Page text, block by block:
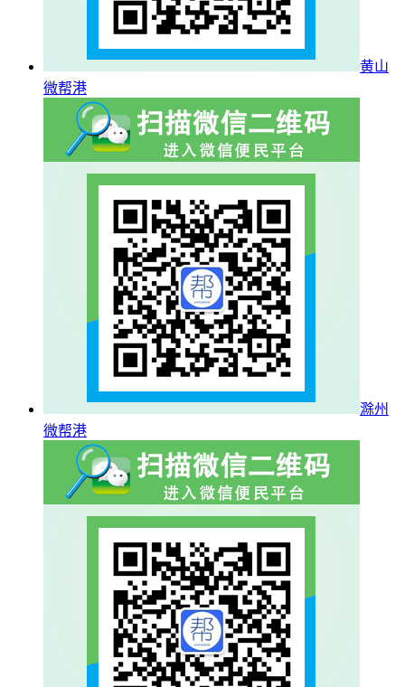
黄山
微帮港
滁州
微帮港